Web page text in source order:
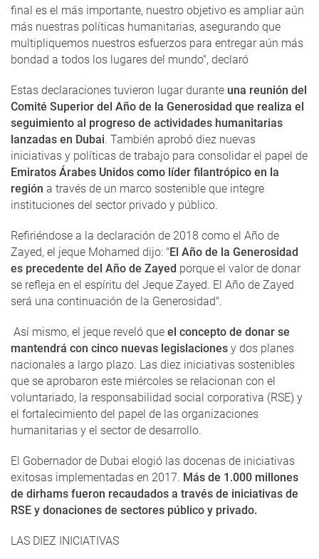
final es el más importante, nuestro objetivo es ampliar aún
más nuestras políticas humanitarias, asegurando que
multipliquemos nuestros esfuerzos para entregar aún más
bondad a todos los lugares del mundo", declaró
Estas declaraciones tuvieron lugar durante una reunión del
Comité Superior del Año de la Generosidad que realiza el
seguimiento al progreso de actividades humanitarias
lanzadas en Dubai. También aprobó diez nuevas
iniciativas y políticas de trabajo para consolidar el papel de
Emiratos Árabes Unidos como líder filantrópico en la
región a través de un marco sostenible que integre
instituciones del sector privado y público.
Refiriéndose a la declaración de 2018 como el Año de
Zayed, el jeque Mohamed dijo: " El Año de la Generosidad
es precedente del Año de Zayed porque el valor de donar
se refleja en el espíritu del Jeque Zayed. El Año de Zayed
será una continuación de la Generosidad".
Así mismo, el jeque reveló que el concepto de donar se
mantendrá con cinco nuevas legislaciones y dos planes
nacionales a largo plazo. Las diez iniciativas sostenibles
que se aprobaron este miércoles se relacionan con el
voluntariado, la responsabilidad social corporativa (RSE) y
el fortalecimiento del papel de las organizaciones
humanitarias y el sector de desarrollo.
El Gobernador de Dubai elogió las docenas de iniciativas
exitosas implementadas en 2017. Más de 1.000 millones
de dirhams fueron recaudados a través de iniciativas de
RSE y donaciones de sectores público y privado.
LAS DIEZ INICIATIVAS